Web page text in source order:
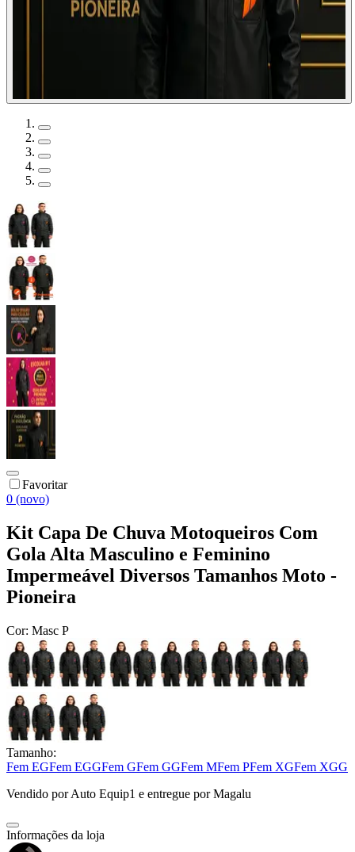
Favoritar
0 (novo)
Kit Capa De Chuva Motoqueiros Com
Gola Alta Masculino e Feminino
Impermeável Diversos Tamanhos Moto -
Pioneira
Cor: Masc P
Tamanho:
Fem EGFem EGGFem GFem GGFem MFem PFem XGFem XGG
Vendido porAuto Equip1 e entregue por Magalu
Informações da loja